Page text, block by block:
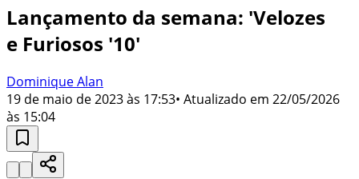
Lançamento da semana: 'Velozes
e Furiosos '10'
Dominique Alan
19 de maio de 2023 às 17:53• Atualizado em 22/05/2026
às 15:04